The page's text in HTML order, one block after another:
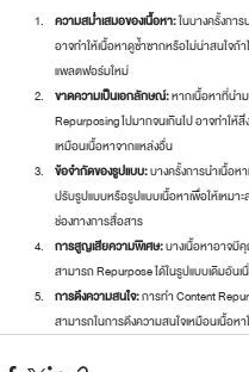
ความสม่ำเสมอของเนื้อหา: ในบางครั้งกา
อาจทำให้เนื้อหาดูซ้ำซากหรือไม่น่าสนใจถ้า
แพลตฟอร์มใหม่
ขาดความเป็นเอกลักษณ์: หากเนื้อหาที่นำ
Repurposing ไปมากจนเกินไป อาจทำใ
เหมือนเนื้อหาจากแหล่งอื่น
ข้อจำกัดของรูปแบบ: บางครั้งการนำเนื้อห
ปรับรูปแบบหรือรูปแบบเนื้อหาเพื่อให้เหม
ช่องทางการสื่อสาร
การสูญเสียความพิเศษ: บางเนื้อหาอาจมี
สามารถ Repurpose ได้ในรูปแบบเดิมอัน
การดึงความสนใจ: การทำ Content
สามารถในการดึงความสนใจเหมือนเนื้อห